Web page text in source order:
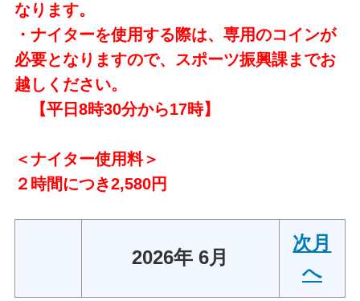
なります。
・ナイターを使用する際は、専用のコインが
必要となりますので、スポーツ振興課までお
越しください。
【平日8時30分から17時】
＜ナイター使用料＞
２時間につき2,580円
2026年 6月
次月
へ